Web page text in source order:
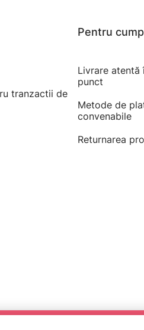
tranzactii de
Pentru
Livrare atentă
punct
Metode de
convenabile
Returnarea